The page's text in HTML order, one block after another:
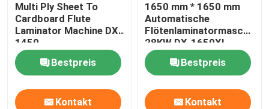
Thermische Filmlaminiermaschine
Litho-Laminiermaschine
Flötenlaminierung, die Maschine klebt
Multi Ply Sheet To
Cardboard Flute
Laminator Machine DX-
1450
Bestpreis
Kontakt
1650 mm * 1650 mm
Automatische
Flötenlaminatormaschine
28KW DX-1650XL
Bestpreis
Kontakt